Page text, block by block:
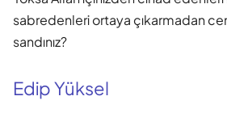
sabredenleri ortaya çıkarmadan
sandınız?
Edip Yüksel